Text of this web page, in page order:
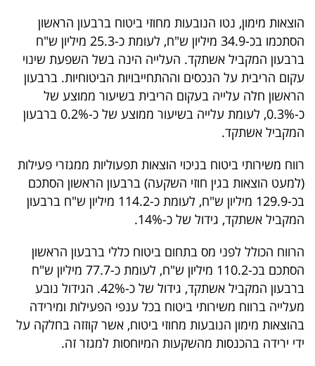
הוצאות מימון, נטו הנובעות מחוזי ביטוח ברבעון הראשון
הסתכמו בכ-34.9 מיליון ש"ח, לעומת כ-25.3 מיליון ש"ח
ברבעון המקביל אשתקד. העלייה הינה בשל השפעת שינוי
עקום הריבית על הנכסים וההתחייבויות הביטוחיות. ברבעון
הראשון חלה עלייה בעקום הריבית בשיעור ממוצע של
כ-0.3%, לעומת עלייה בשיעור ממוצע של כ-0.2% ברבעון
המקביל אשתקד.
רווח משירותי ביטוח בניכוי הוצאות תפעוליות ממגזרי פעילות
(למעט הוצאות בגין חוזי השקעה) ברבעון הראשון הסתכם
בכ-129.9 מיליון ש"ח, לעומת כ-114.2 מיליון ש"ח ברבעון
המקביל אשתקד, גידול של כ-14%.
הרווח הכולל לפני מס בתחום ביטוח כללי ברבעון הראשון
הסתכם בכ-110.2 מיליון ש"ח, לעומת כ-77.7 מיליון ש"ח
ברבעון המקביל אשתקד, גידול של כ-42%. הגידול נובע
מעלייה ברווח משירותי ביטוח בכל ענפי הפעילות ומירידה
בהוצאות מימון הנובעות מחוזי ביטוח, אשר קוזזה בחלקה על
ידי ירידה בהכנסות מהשקעות המיוחסות למגזר זה.